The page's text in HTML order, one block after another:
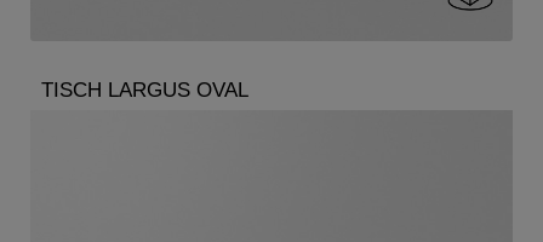
TISCH LARGUS OVAL